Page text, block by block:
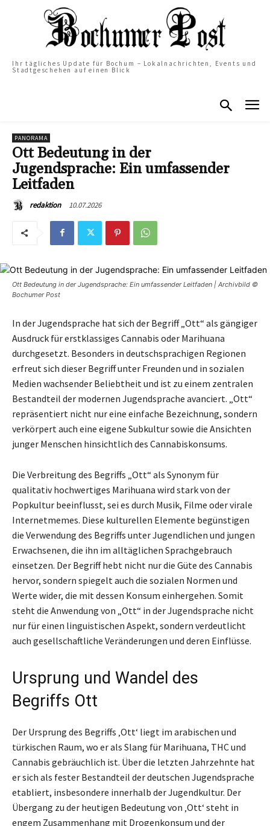
Ihr tägliches Update für Bochum – Lokalnachrichten, Events und
Stadtgeschehen auf einen Blick
PANORAMA
Ott Bedeutung in der
Jugendsprache: Ein umfassender
Leitfaden
redaktion 10.07.2026
Ott Bedeutung in der Jugendsprache: Ein umfassender Leitfaden | Archivbild ©
Bochumer Post
In der Jugendsprache hat sich der Begriff „Ott“ als gängiger
Ausdruck für erstklassiges Cannabis oder Marihuana
durchgesetzt. Besonders in deutschsprachigen Regionen
erfreut sich dieser Begriff unter Freunden und in sozialen
Medien wachsender Beliebtheit und ist zu einem zentralen
Bestandteil der modernen Jugendsprache avanciert. „Ott“
repräsentiert nicht nur eine einfache Bezeichnung, sondern
verkörpert auch eine eigene Subkultur sowie die Ansichten
junger Menschen hinsichtlich des Cannabiskonsums.
Die Verbreitung des Begriffs „Ott“ als Synonym für
qualitativ hochwertiges Marihuana wird stark von der
Popkultur beeinflusst, sei es durch Musik, Filme oder virale
Internetmemes. Diese kulturellen Elemente begünstigen
die Verwendung des Begriffs unter Jugendlichen und jungen
Erwachsenen, die ihn im alltäglichen Sprachgebrauch
einsetzen. Der Begriff hebt nicht nur die Güte des Cannabis
hervor, sondern spiegelt auch die sozialen Normen und
Werte wider, die mit dessen Konsum einhergehen. Somit
steht die Anwendung von „Ott“ in der Jugendsprache nicht
nur für einen linguistischen Aspekt, sondern verdeutlicht
auch gesellschaftliche Veränderungen und deren Einflüsse.
Ursprung und Wandel des
Begriffs Ott
Der Ursprung des Begriffs ‚Ott‘ liegt im arabischen und
türkischen Raum, wo er als Slang für Marihuana, THC und
Cannabis gebräuchlich ist. Über die letzten Jahrzehnte hat
er sich als fester Bestandteil der deutschen Jugendsprache
etabliert, insbesondere innerhalb der Jugendkultur. Der
Übergang zu der heutigen Bedeutung von ‚Ott‘ steht in
engem Zusammenhang mit Drogenkonsum und der